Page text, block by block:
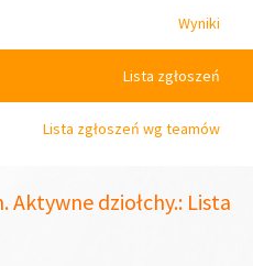
Wyniki
Lista zgłoszeń
Lista zgłoszeń wg teamów
Aktywne dziołchy.: Lista